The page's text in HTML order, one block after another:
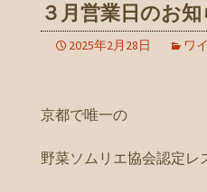
３月営業日のお
2025年2月28日 ワ
京都で唯一の
野菜ソムリエ協会認定レ